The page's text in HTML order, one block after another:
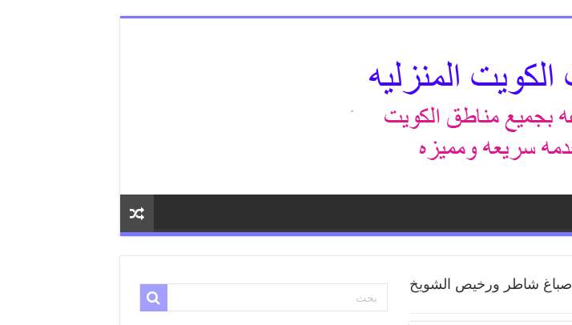
صباغ الشويخ الصناعية 66405052 صباغ شاطر ورخيص الشويخ